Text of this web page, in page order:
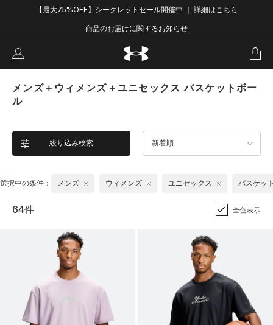
【最大75%OFF】シークレットセール開催中 ｜ 詳細はこちら
商品のお届けに関するお知らせ
メンズ＋ウィメンズ＋ユニセックス バスケットボー
ル
絞り込み検索 新着順
選択中の条件： メンズ ウィメンズ ユニセックス バスケッ
64件 全色表示